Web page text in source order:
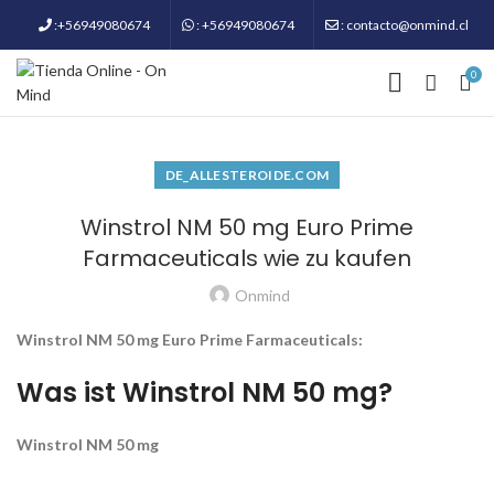
:+56949080674 : +56949080674 : contacto@onmind.cl
0
DE_ALLESTEROIDE.COM
Winstrol NM 50 mg Euro Prime
Farmaceuticals wie zu kaufen
Onmind
Winstrol NM 50 mg Euro Prime Farmaceuticals:
Was ist Winstrol NM 50 mg?
Winstrol NM 50 mg